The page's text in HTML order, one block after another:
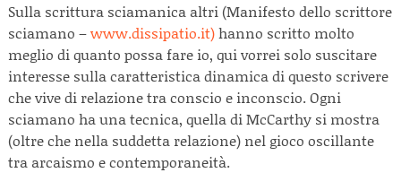
Sulla scrittura sciamanica altri (Manifesto dello scrittore
sciamano –www.dissipatio.it)hanno scritto molto
meglio di quanto possa fare io, qui vorrei solo suscitare
interesse sulla caratteristica dinamica di questo scrivere
che vive di relazione tra conscio e inconscio. Ogni
sciamano ha una tecnica, quella di McCarthy si mostra
(oltre che nella suddetta relazione) nel gioco oscillante
tra arcaismo e contemporaneità.